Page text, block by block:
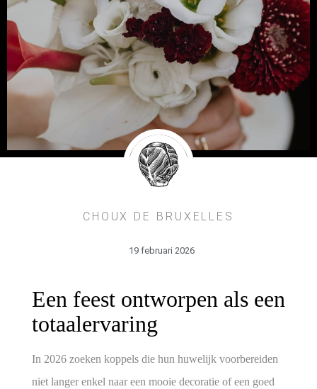
CHOUX DE BRUXELLES
19 februari 2026
Een feest ontworpen als een
totaalervaring
In 2026 zoeken koppels die hun huwelijk voorbereiden
niet langer enkel naar een mooie decoratie of een goed